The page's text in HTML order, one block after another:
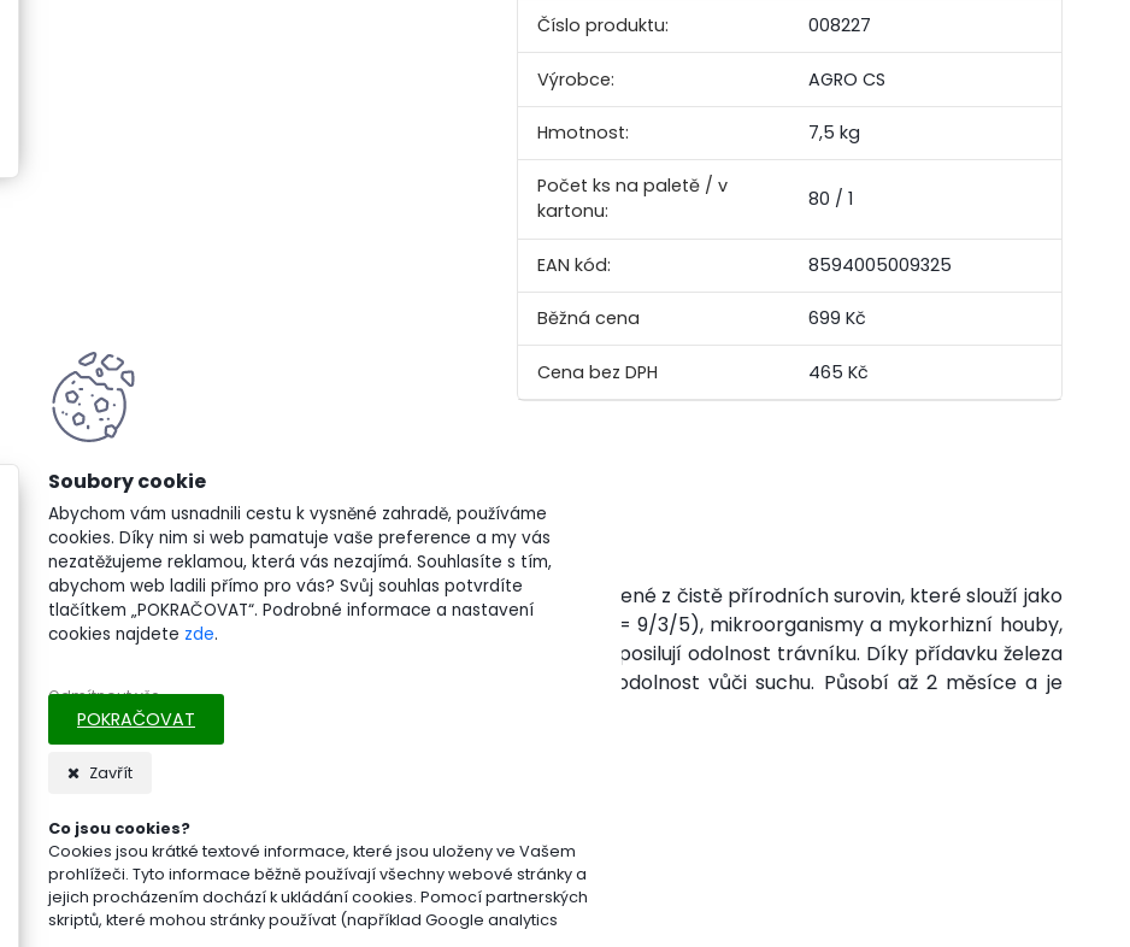
Abychom vám usnadnili cestu k vysněné zahradě, používáme
cookies. Díky nim si web pamatuje vaše preference a my vás
nezatěžujeme reklamou, která vás nezajímá. Souhlasíte s tím,
abychom web ladili přímo pro vás? Svůj souhlas potvrdíte
tlačítkem „POKRAČOVAT“. Podrobné informace a nastavení
cookies najdete zde.
Odmítnout vše
POKRAČOVAT
Zavřít
Co jsou cookies?
Cookies jsou krátké textové informace, které jsou uloženy ve Vašem
prohlížeči. Tyto informace běžně používají všechny webové stránky a
jejich procházením dochází k ukládání cookies. Pomocí partnerských
skriptů, které mohou stránky používat (například Google analytics
Číslo produktu: 008227
Výrobce: AGRO CS
Hmotnost: 7,5 kg
Počet ks na paletě / v
kartonu:
80 / 1
EAN kód: 8594005009325
Běžná cena 699 Kč
465 Kč
Kompletní specifikace
FLORIA Likvidátor travní plsti je speciální trávníkové hnojivo vyrobené z čistě přírodních surovin, které slouží jako
účinná alternativa k vertikutaci. Obsahuje základní živiny (N/P/K = 9/3/5), mikroorganismy a mykorhizní houby,
které podporují rozklad travní plsti, zlepšují příjem živin a vody a posilují odolnost trávníku. Díky přídavku železa
zajišťuje sytě zelené zbarvení a vysoký obsah draslíku zvyšuje odolnost vůči suchu. Působí až 2 měsíce a je
ideální pro použití na jaře a na podzim.
Vlastnosti / Výhody:
nahrazuje vertikutaci díky půdním mikroorganismům
obsahuje mykorhizní houby pro lepší příjem živin